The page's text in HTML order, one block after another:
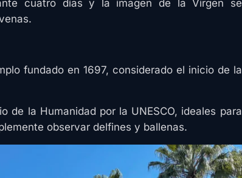
cuatro días y la imagen de la Virgen se
fundado en 1697, considerado el inicio de la
de la Humanidad por la UNESCO, ideales para
observar delfines y ballenas.